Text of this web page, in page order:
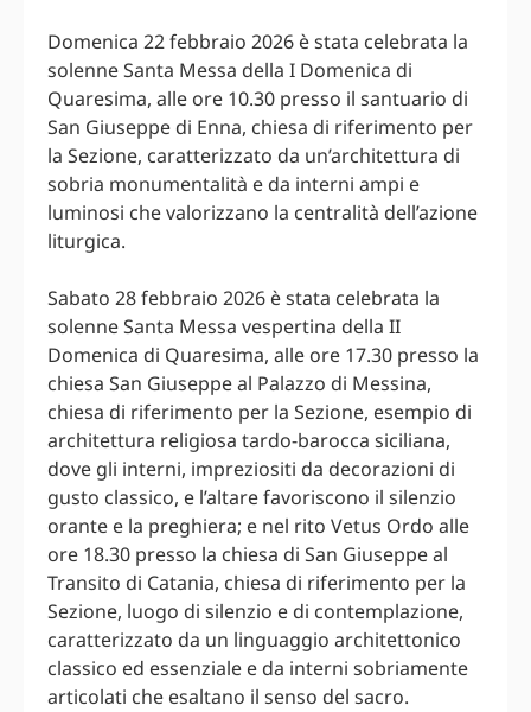
Domenica 22 febbraio 2026 è stata celebrata la
solenne Santa Messa della I Domenica di
Quaresima, alle ore 10.30 presso il santuario di
San Giuseppe di Enna, chiesa di riferimento per
la Sezione, caratterizzato da un’architettura di
sobria monumentalità e da interni ampi e
luminosi che valorizzano la centralità dell’azione
liturgica.
Sabato 28 febbraio 2026 è stata celebrata la
solenne Santa Messa vespertina della II
Domenica di Quaresima, alle ore 17.30 presso la
chiesa San Giuseppe al Palazzo di Messina,
chiesa di riferimento per la Sezione, esempio di
architettura religiosa tardo-barocca siciliana,
dove gli interni, impreziositi da decorazioni di
gusto classico, e l’altare favoriscono il silenzio
orante e la preghiera; e nel rito Vetus Ordo alle
ore 18.30 presso la chiesa di San Giuseppe al
Transito di Catania, chiesa di riferimento per la
Sezione, luogo di silenzio e di contemplazione,
caratterizzato da un linguaggio architettonico
classico ed essenziale e da interni sobriamente
articolati che esaltano il senso del sacro.